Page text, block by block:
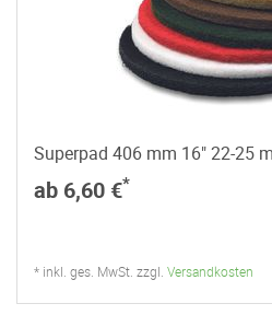
Superpad 406 mm 16" 22-25
ab 6,60 €*
* inkl. ges. MwSt. zzgl. Versandkosten